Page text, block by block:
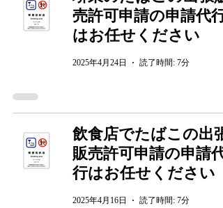
売許可申請の申請代行
はお任せください
2025年4月24日 読了時間: 7分
飲食店でたばこの出張
販売許可申請の申請代
行はお任せください
2025年4月16日 読了時間: 7分